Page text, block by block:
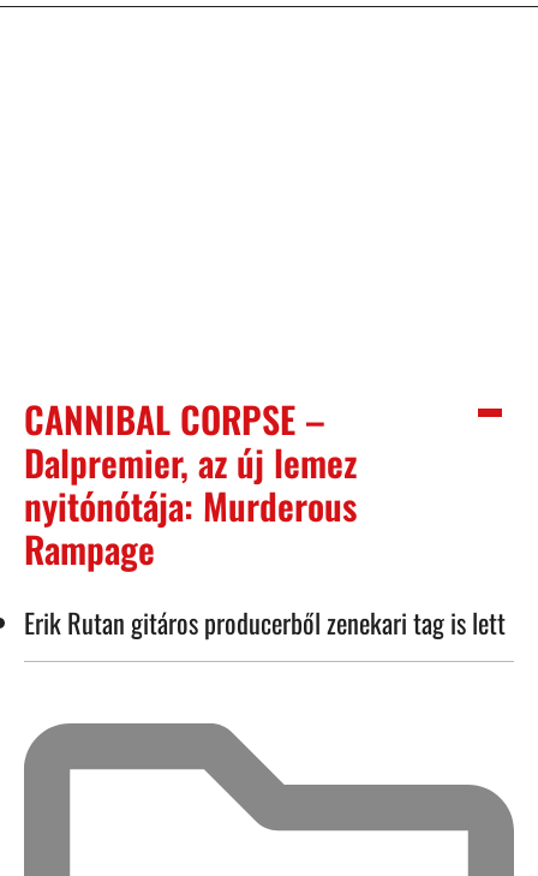
CANNIBAL CORPSE –
Dalpremier, az új lemez
nyitónótája: Murderous
Rampage
Erik Rutan gitáros producerből zenekari tag is lett